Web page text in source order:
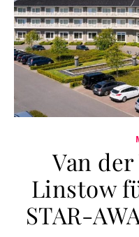
Van
Linstow
STAR-